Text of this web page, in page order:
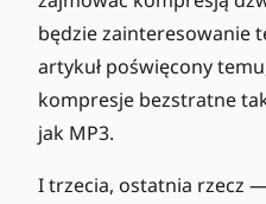
będzie zainteresowanie
artykuł poświęcony
kompresje bezstratne
jak MP3.
I trzecia, ostatnia rzecz